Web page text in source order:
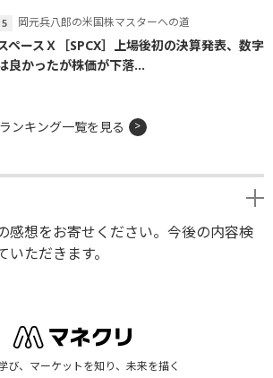
岡元兵八郎の米国株マスターへの道
ペースＸ［SPCX］上場後初の決算発表、数字
良かったが株価が下落...
ランキング一覧を見る
感想をお寄せください。今後の内容検
ただきます。
び、マーケットを知り、未来を描く